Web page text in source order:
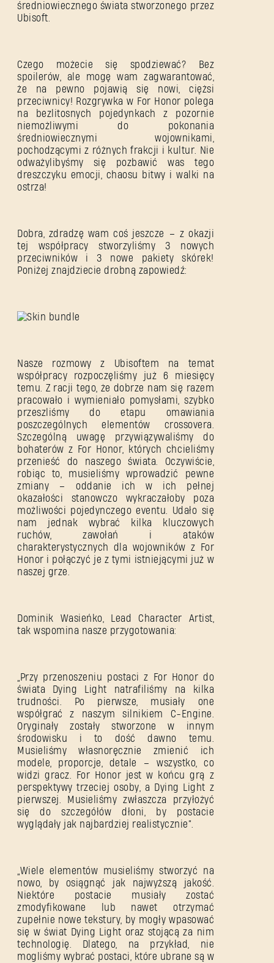
średniowiecznego świata stworzonego przez
Ubisoft.
Czego możecie się spodziewać? Bez
spoilerów, ale mogę wam zagwarantować,
że na pewno pojawią się nowi, ciężsi
przeciwnicy! Rozgrywka w For Honor polega
na bezlitosnych pojedynkach z pozornie
niemożliwymi do pokonania
średniowiecznymi wojownikami,
pochodzącymi z różnych frakcji i kultur. Nie
odważylibyśmy się pozbawić was tego
dreszczyku emocji, chaosu bitwy i walki na
ostrza!
Dobra, zdradzę wam coś jeszcze – z okazji
tej współpracy stworzyliśmy 3 nowych
przeciwników i 3 nowe pakiety skórek!
Poniżej znajdziecie drobną zapowiedź:
Nasze rozmowy z Ubisoftem na temat
współpracy rozpoczęliśmy już 6 miesięcy
temu. Z racji tego, że dobrze nam się razem
pracowało i wymieniało pomysłami, szybko
przeszliśmy do etapu omawiania
poszczególnych elementów crossovera.
Szczególną uwagę przywiązywaliśmy do
bohaterów z For Honor, których chcieliśmy
przenieść do naszego świata. Oczywiście,
robiąc to, musieliśmy wprowadzić pewne
zmiany – oddanie ich w ich pełnej
okazałości stanowczo wykraczałoby poza
możliwości pojedynczego eventu. Udało się
nam jednak wybrać kilka kluczowych
ruchów, zawołań i ataków
charakterystycznych dla wojowników z For
Honor i połączyć je z tymi istniejącymi już w
naszej grze.
Dominik Wasieńko, Lead Character Artist,
tak wspomina nasze przygotowania:
„Przy przenoszeniu postaci z For Honor do
świata Dying Light natrafiliśmy na kilka
trudności. Po pierwsze, musiały one
współgrać z naszym silnikiem C-Engine.
Oryginały zostały stworzone w innym
środowisku i to dość dawno temu.
Musieliśmy własnoręcznie zmienić ich
modele, proporcje, detale – wszystko, co
widzi gracz. For Honor jest w końcu grą z
perspektywy trzeciej osoby, a Dying Light z
pierwszej. Musieliśmy zwłaszcza przyłożyć
się do szczegółów dłoni, by postacie
wyglądały jak najbardziej realistycznie”.
„Wiele elementów musieliśmy stworzyć na
nowo, by osiągnąć jak najwyższą jakość.
Niektóre postacie musiały zostać
zmodyfikowane lub nawet otrzymać
zupełnie nowe tekstury, by mogły wpasować
się w świat Dying Light oraz stojącą za nim
technologię. Dlatego, na przykład, nie
mogliśmy wybrać postaci, które ubrane są w